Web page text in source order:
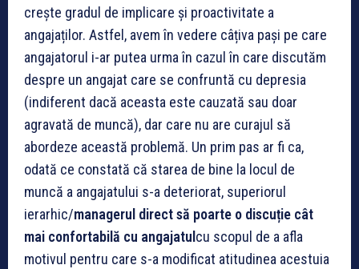
crește gradul de implicare și proactivitate a
angajaților. Astfel, avem în vedere câțiva pași pe care
angajatorul i-ar putea urma în cazul în care discutăm
despre un angajat care se confruntă cu depresia
(indiferent dacă aceasta este cauzată sau doar
agravată de muncă), dar care nu are curajul să
abordeze această problemă. Un prim pas ar fi ca,
odată ce constată că starea de bine la locul de
muncă a angajatului s-a deteriorat, superiorul
ierarhic/managerul direct să poarte o discuție cât
mai confortabilă cu angajatul cu scopul de a afla
motivul pentru care s-a modificat atitudinea acestuia